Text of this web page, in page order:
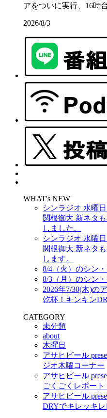
アをついに実行、16
2026/8/3
WHAT's NEW
シンラジオ 水曜
関根御大 新ネタ
しました。
シンラジオ 水曜
関根御大 新ネタ
します。
8/4（火）のシン
8/3（月）のシン
2026年7/30(木)の
乾杯！キンキン
CATEGORY
未分類
about
木曜日
アサヒビール
ジオ木曜コーナー
アサヒビール
ごくごくレポート
アサヒビール
DRYでキレッキレ